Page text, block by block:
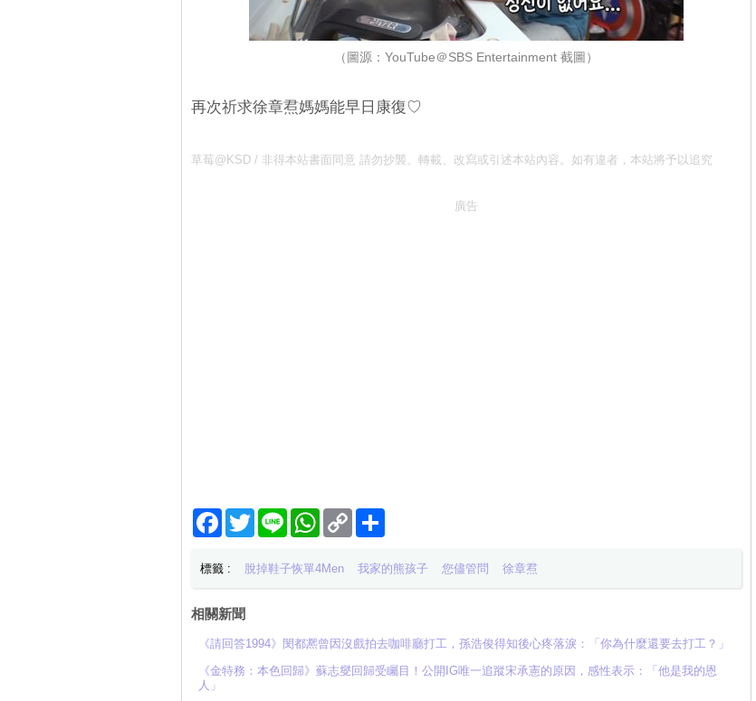
（圖源：YouTube＠SBS Entertainment 截圖）
再次祈求徐章焄媽媽能早日康復♡
草莓@KSD / 非得本站書面同意 請勿抄襲、轉載、改寫或引述本站內容。如有違者，本站將予以追究
廣告
Facebook
TwitterLine WhatsApp
Copy
Link
分
標籤 : 脫掉鞋子恢單4Men 我家的熊孩子 您儘管問 徐章焄
相關新聞
《請回答1994》閔都凞曾因沒戲拍去咖啡廳打工，孫浩俊得知後心疼落淚：「你為什麼還要去打工？」
《金特務：本色回歸》蘇志燮回歸受矚目！公開IG唯一追蹤宋承憲的原因，感性表示：「他是我的恩
人」